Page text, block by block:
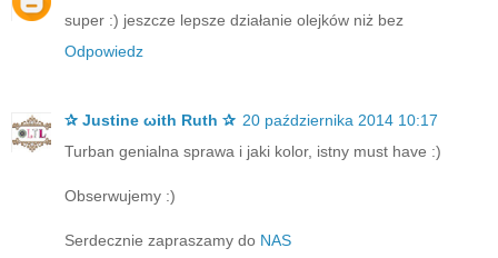
super :) jeszcze lepsze działanie olejków niż bez
Odpowiedz
✰ Justine ωith Ruth ✰ 20 października 2014 10:17
Turban genialna sprawa i jaki kolor, istny must have :)
Obserwujemy :)
Serdecznie zapraszamy do NAS